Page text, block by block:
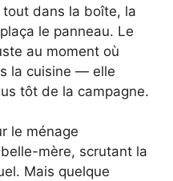
dans la boîte, la
le panneau. Le
au moment où
la cuisine — elle
tôt de la campagne.
le ménage
belle-mère, scrutant la
Mais quelque